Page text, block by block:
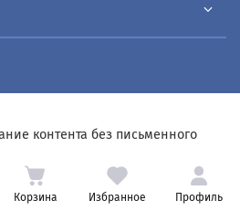
Корзина Избранное Профиль
контента без письменного